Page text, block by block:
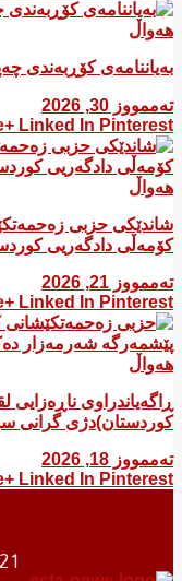
هەواڵ
بەیاننامەی کۆڕبەندی
تەممووز 30, 2026
Linked In Pinterest
هەواڵ
شاندێکی حزبی
کۆمەڵی دادگەریی
تەممووز 21, 2026
Linked In Pinterest
هەواڵ
ڕاگەیاندراوی
کوردستان)دژی گرانی
تەممووز 18, 2026
Linked In Pinterest